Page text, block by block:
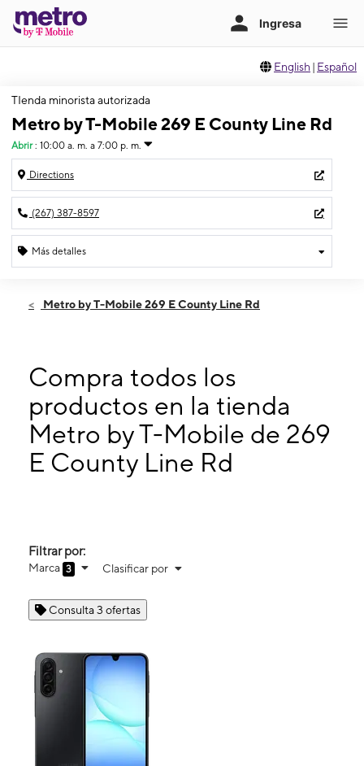
English | Español
TIenda minorista autorizada
Metro by T-Mobile 269 E County Line Rd
Abrir : 10:00 a. m. a 7:00 p. m.
Directions
(267) 387-8597
Más detalles
Sábado:10:00 a. m. a 7:00 p. m.
Miérc:
10:00 a. m. a 7:00 p. m.
Jueves: 10:00 a. m. a 7:00 p. m.
Viernes:10:00 a. m. a 7:00 p. m.
269 E County Line Rd Hatboro, PA 19040
Metro by T-Mobile 269 E County Line Rd
Compra todos los
productos en la tienda
Metro by T-Mobile de 269
E County Line Rd
Filtrar por:
Marca 3 Clasificar por
Consulta 3 ofertas